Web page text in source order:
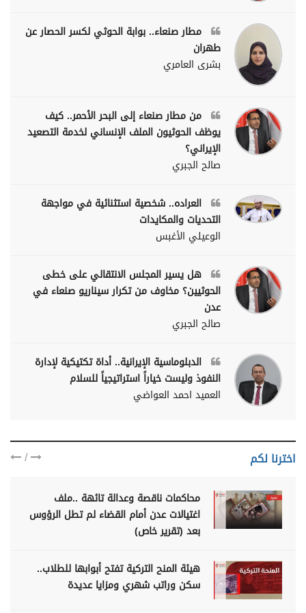
مطار صنعاء.. بوابة الحوثي لكسر الحصار عن
طهران
بشرى العامري
من مطار صنعاء إلى البحر الأحمر.. كيف
يوظف الحوثيون الملف الإنساني لخدمة التصعيد
الإيراني؟
صالح الجبري
العراده.. شخصية استثنائية في مواجهة
التحديات والمكايدات
الوعيلي الأغبس
هل يسير المجلس الانتقالي على خطى
الحوثيين؟ مخاوف من تكرار سيناريو صنعاء في
عدن
صالح الجبري
الدبلوماسية الإيرانية.. أداة تكتيكية لإدارة
النفوذ وليست خياراً استراتيجياً للسلام
العميد احمد العواضي
اخترنا لكم /
محاكمات ناقصة وعدالة تائهة ..ملف
اغتيالات عدن أمام القضاء لم تطل الرؤوس
بعد (تقرير خاص)
هيئة المنح التركية تفتح أبوابها للطلاب..
سكن وراتب شهري ومزايا عديدة